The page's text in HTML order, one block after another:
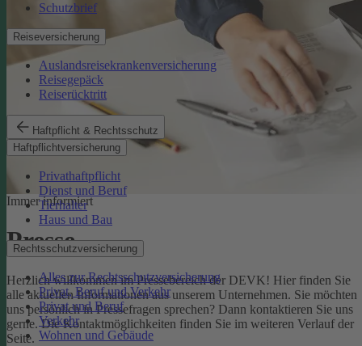
Schutzbrief
Reiseversicherung
Auslandsreisekrankenversicherung
Reisegepäck
Reiserücktritt
Haftpflicht & Rechtsschutz
Haftpflichtversicherung
Privathaftpflicht
Dienst und Beruf
Tierhalter
Haus und Bau
Rechtsschutzversicherung
Alles zur Rechtsschutzversicherung
Privat, Beruf und Verkehr
Privat und Beruf
Verkehr
Wohnen und Gebäude
Immer informiert
Presse
Herzlich willkommen im Pressebereich der DEVK! Hier finden Sie
alle aktuellen Informationen aus unserem Unternehmen. Sie möchten
uns persönlich in Pressefragen sprechen? Dann kontaktieren Sie uns
gerne. Die Kontaktmöglichkeiten finden Sie im weiteren Verlauf der
Seite.